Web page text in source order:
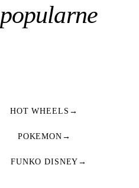
popularne
HOT WHEELS →
POKEMON →
FUNKO DISNEY →